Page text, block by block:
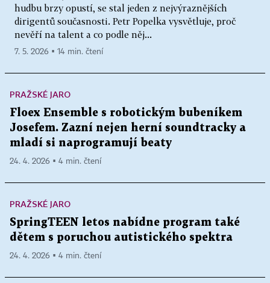
hudbu brzy opustí, se stal jeden z nejvýraznějších
dirigentů současnosti. Petr Popelka vysvětluje, proč
nevěří na talent a co podle něj...
7. 5. 2026 ▪ 14 min. čtení
PRAŽSKÉ JARO
Floex Ensemble s robotickým bubeníkem
Josefem. Zazní nejen herní soundtracky a
mladí si naprogramují beaty
24. 4. 2026 ▪ 4 min. čtení
PRAŽSKÉ JARO
SpringTEEN letos nabídne program také
dětem s poruchou autistického spektra
24. 4. 2026 ▪ 4 min. čtení